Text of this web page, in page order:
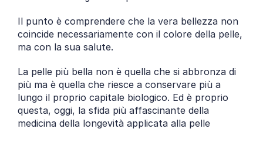
Il punto è comprendere che la vera bellezza non
coincide necessariamente con il colore della pelle,
ma con la sua salute.
La pelle più bella non è quella che si abbronza di
più ma è quella che riesce a conservare più a
lungo il proprio capitale biologico. Ed è proprio
questa, oggi, la sfida più affascinante della
medicina della longevità applicata alla pelle